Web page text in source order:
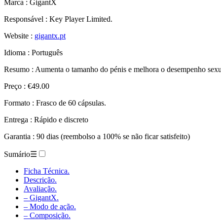
Marca : GigantX
Responsável : Key Player Limited.
Website : gigantx.pt
Idioma : Português
Resumo : Aumenta o tamanho do pénis e melhora o desempenho
Preço : €49.00
Formato : Frasco de 60 cápsulas.
Entrega : Rápido e discreto
Garantia : 90 dias (reembolso a 100% se não ficar satisfeito)
Sumário☰
Ficha Técnica.
Descrição.
Avaliação.
– GigantX.
– Modo de ação.
– Composição.